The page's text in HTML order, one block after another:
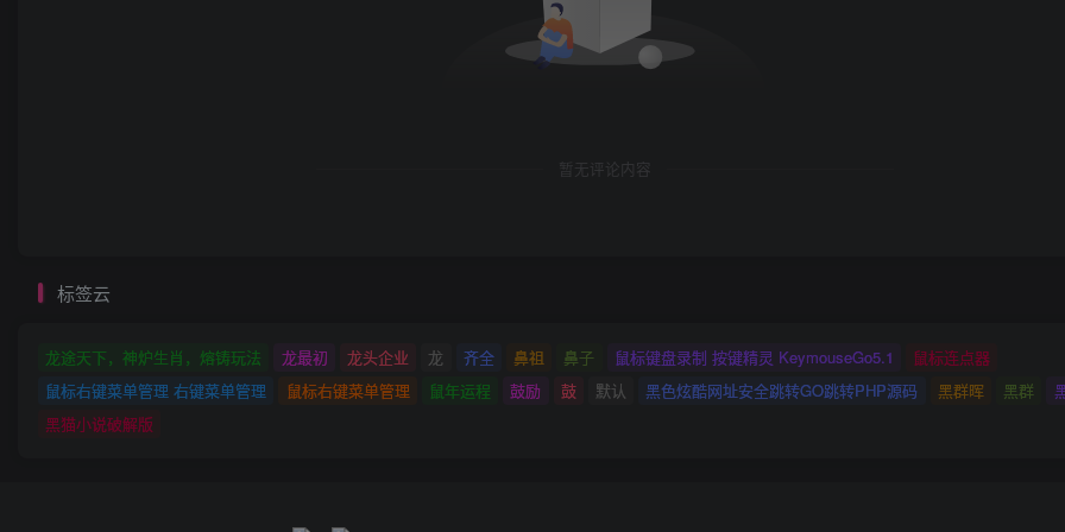
暂无评论内容
标签云
龙途天下，神炉生肖，熔铸玩法 龙最初 龙头企业 龙 齐全 鼻祖 鼻子 鼠标键盘录制 按键精灵 KeymouseGo5.1
鼠标连点器
鼠标右键菜单管理 右键菜单管理
鼠标右键菜单管理 鼠年运程 鼓励 鼓 默认 黑色炫酷网址安全跳转GO跳转PHP源码 黑群晖 黑群
黑猫小说破解版